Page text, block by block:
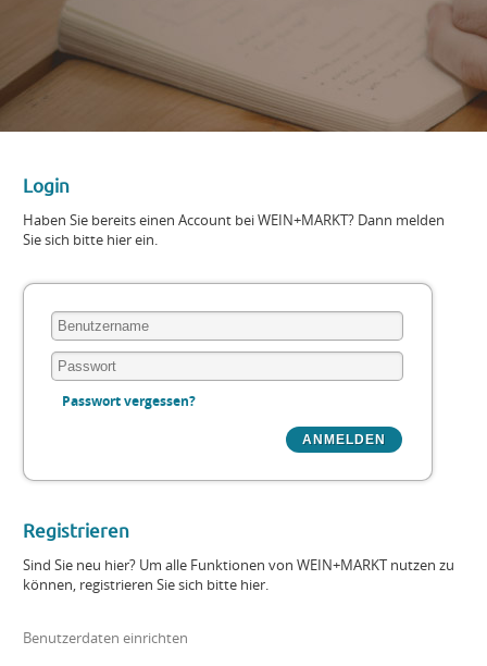
Login
Haben Sie bereits einen Account bei WEIN+MARKT? Dann melden
Sie sich bitte hier ein.
Passwort vergessen?
Registrieren
Sind Sie neu hier? Um alle Funktionen von WEIN+MARKT nutzen zu
können, registrieren Sie sich bitte hier.
Benutzerdaten einrichten